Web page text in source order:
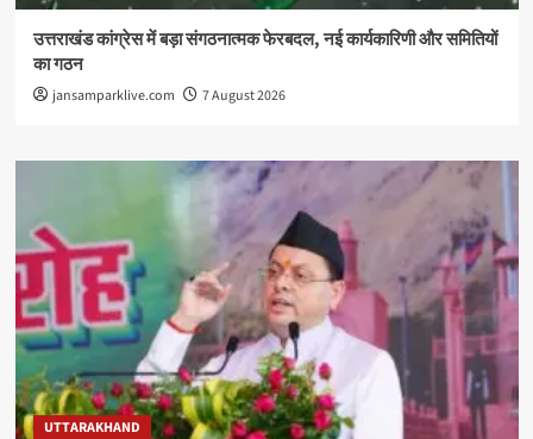
उत्तराखंड कांग्रेस में बड़ा संगठनात्मक फेरबदल, नई कार्यकारिणी और समितियों
का गठन
jansamparklive.com 7 August 2026
UTTARAKHAND